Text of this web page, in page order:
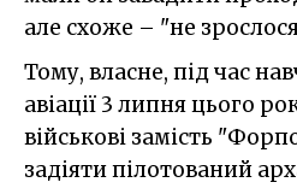
але схоже – "не
Тому, власне, під час
авіації 3 липня цього
військові замість
задіяти пілотований